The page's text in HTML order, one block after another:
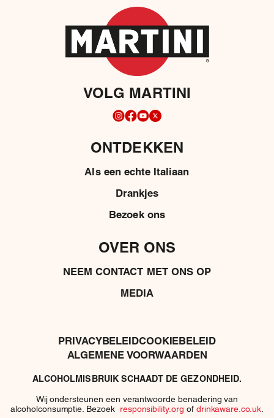
VOLG MARTINI
ONTDEKKEN
Als een echte Italiaan
Drankjes
Bezoek ons
OVER ONS
NEEM CONTACT MET ONS OP
MEDIA
PRIVACYBELEIDCOOKIEBELEID
ALGEMENE VOORWAARDEN
ALCOHOLMISBRUIK SCHAADT DE GEZONDHEID.
Wij ondersteunen een verantwoorde benadering van
alcoholconsumptie. Bezoek responsibility.org of drinkaware.co.uk.